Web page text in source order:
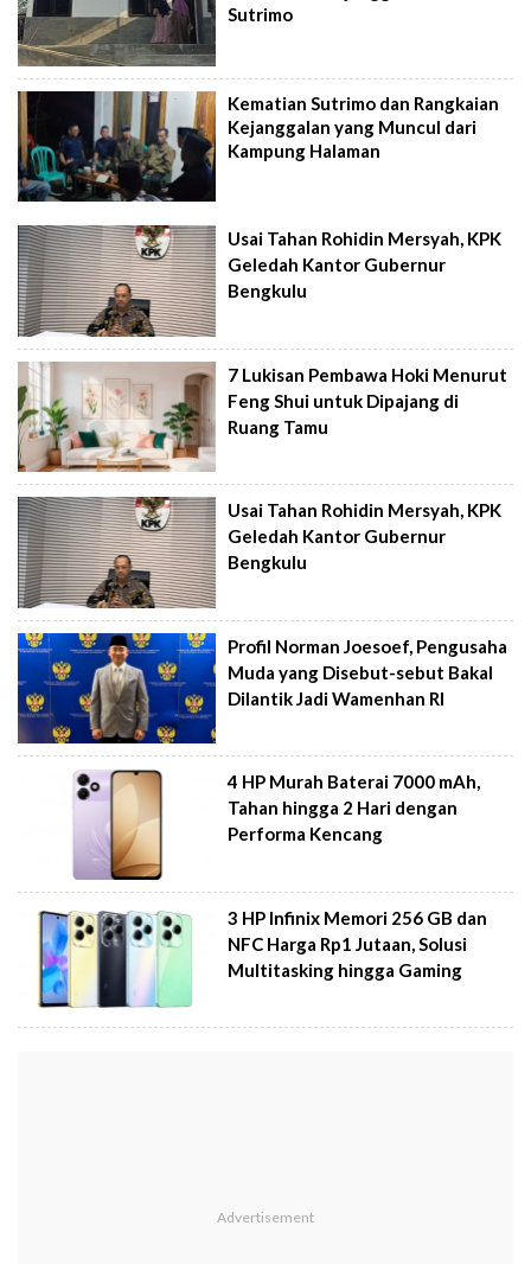
Sutrimo
Kematian Sutrimo dan Rangkaian
Kejanggalan yang Muncul dari
Kampung Halaman
Usai Tahan Rohidin Mersyah, KPK
Geledah Kantor Gubernur
Bengkulu
7 Lukisan Pembawa Hoki Menurut
Feng Shui untuk Dipajang di
Ruang Tamu
Usai Tahan Rohidin Mersyah, KPK
Geledah Kantor Gubernur
Bengkulu
Profil Norman Joesoef, Pengusaha
Muda yang Disebut-sebut Bakal
Dilantik Jadi Wamenhan RI
4 HP Murah Baterai 7000 mAh,
Tahan hingga 2 Hari dengan
Performa Kencang
3 HP Infinix Memori 256 GB dan
NFC Harga Rp1 Jutaan, Solusi
Multitasking hingga Gaming